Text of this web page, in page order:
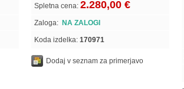
Spletna cena: 2.280,00 €
Zaloga: NA ZALOGI
Koda izdelka: 170971
Dodaj v seznam za primerjavo